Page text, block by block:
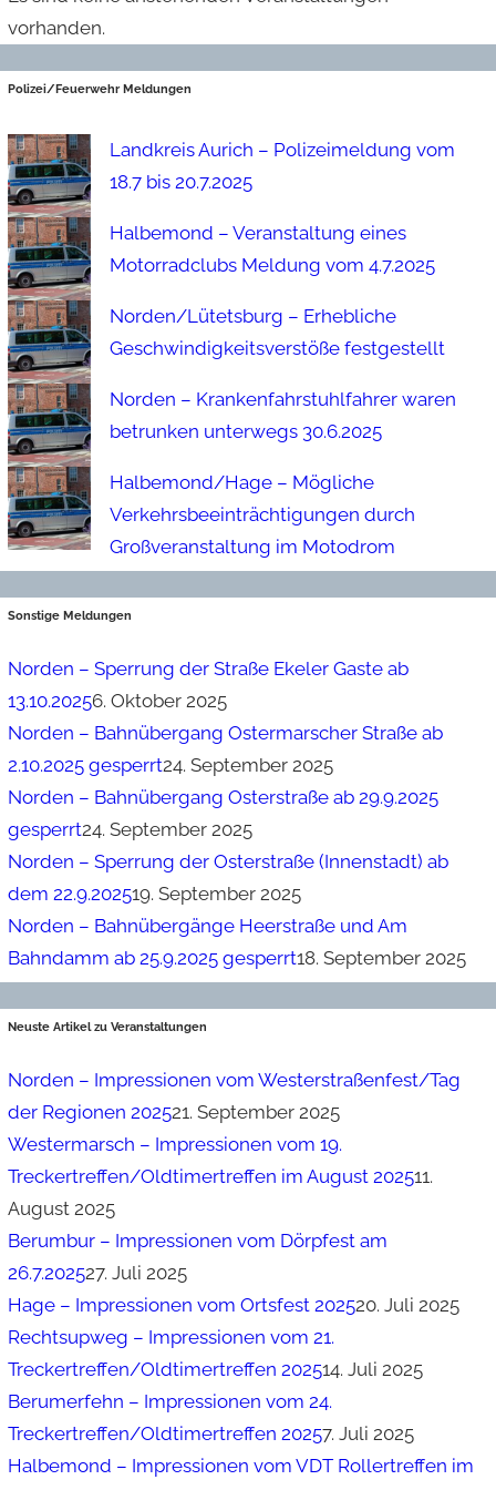
vorhanden.
Polizei/Feuerwehr Meldungen
Landkreis Aurich – Polizeimeldung vom
18.7 bis 20.7.2025
Halbemond – Veranstaltung eines
Motorradclubs Meldung vom 4.7.2025
Norden/Lütetsburg – Erhebliche
Geschwindigkeitsverstöße festgestellt
Norden – Krankenfahrstuhlfahrer waren
betrunken unterwegs 30.6.2025
Halbemond/Hage – Mögliche
Verkehrsbeeinträchtigungen durch
Großveranstaltung im Motodrom
Sonstige Meldungen
Norden – Sperrung der Straße Ekeler Gaste ab
13.10.20256. Oktober 2025
Norden – Bahnübergang Ostermarscher Straße ab
2.10.2025 gesperrt24. September 2025
Norden – Bahnübergang Osterstraße ab 29.9.2025
gesperrt24. September 2025
Norden – Sperrung der Osterstraße (Innenstadt) ab
dem 22.9.202519. September 2025
Norden – Bahnübergänge Heerstraße und Am
Bahndamm ab 25.9.2025 gesperrt18. September 2025
Neuste Artikel zu Veranstaltungen
Norden – Impressionen vom Westerstraßenfest/Tag
der Regionen 202521. September 2025
Westermarsch – Impressionen vom 19.
Treckertreffen/Oldtimertreffen im August 202511.
August 2025
Berumbur – Impressionen vom Dörpfest am
26.7.202527. Juli 2025
Hage – Impressionen vom Ortsfest 202520. Juli 2025
Rechtsupweg – Impressionen vom 21.
Treckertreffen/Oldtimertreffen 202514. Juli 2025
Berumerfehn – Impressionen vom 24.
Treckertreffen/Oldtimertreffen 20257. Juli 2025
Halbemond – Impressionen vom VDT Rollertreffen im